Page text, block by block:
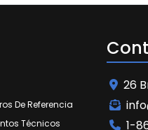
De Referencia
Técnicos
26
1-